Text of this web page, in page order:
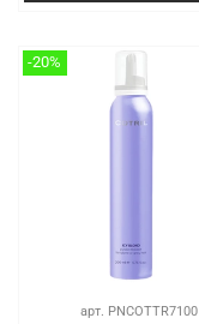
-20%
арт. PNCOTTR7100